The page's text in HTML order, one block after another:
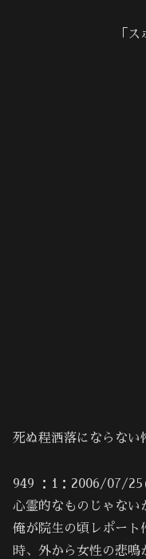
「
死ぬ程洒落にならない
949 ：1：2006/07/
心霊的なものじゃない
俺が院生の頃レポート
時、外から女性の悲鳴